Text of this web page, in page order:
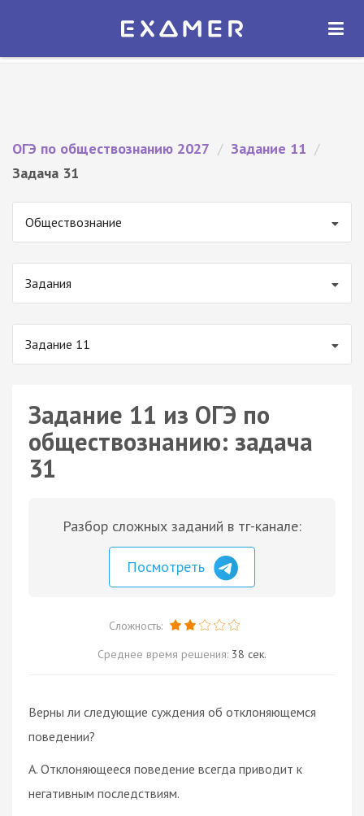
Экзамер — ЕГЭ 2027
ОТКРЫТЬ
ОГЭ по обществознанию 2027 / Задание 11 /
Задача 31
Обществознание
Задания
Задание 11
Задание 11 из ОГЭ по
обществознанию: задача
31
Разбор сложных заданий в тг-канале:
Посмотреть
Сложность:
Среднее время решения: 38 сек.
Верны ли следующие суждения об отклоняющемся
поведении?
А. Отклоняющееся поведение всегда приводит к
негативным последствиям.